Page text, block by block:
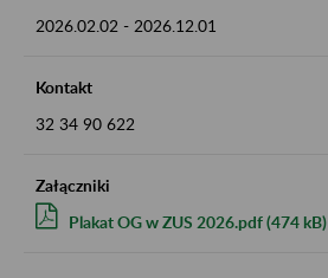
2026.02.02 - 2026.12.01
Kontakt
32 34 90 622
Załączniki
Plakat OG w ZUS 2026.pdf (474 kB)